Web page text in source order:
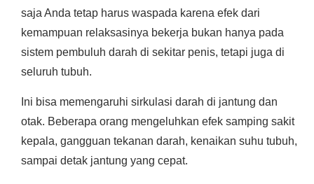
saja Anda tetap harus waspada karena efek dari
kemampuan relaksasinya bekerja bukan hanya pada
sistem pembuluh darah di sekitar penis, tetapi juga di
seluruh tubuh.
Ini bisa memengaruhi sirkulasi darah di jantung dan
otak. Beberapa orang mengeluhkan efek samping sakit
kepala, gangguan tekanan darah, kenaikan suhu tubuh,
sampai detak jantung yang cepat.